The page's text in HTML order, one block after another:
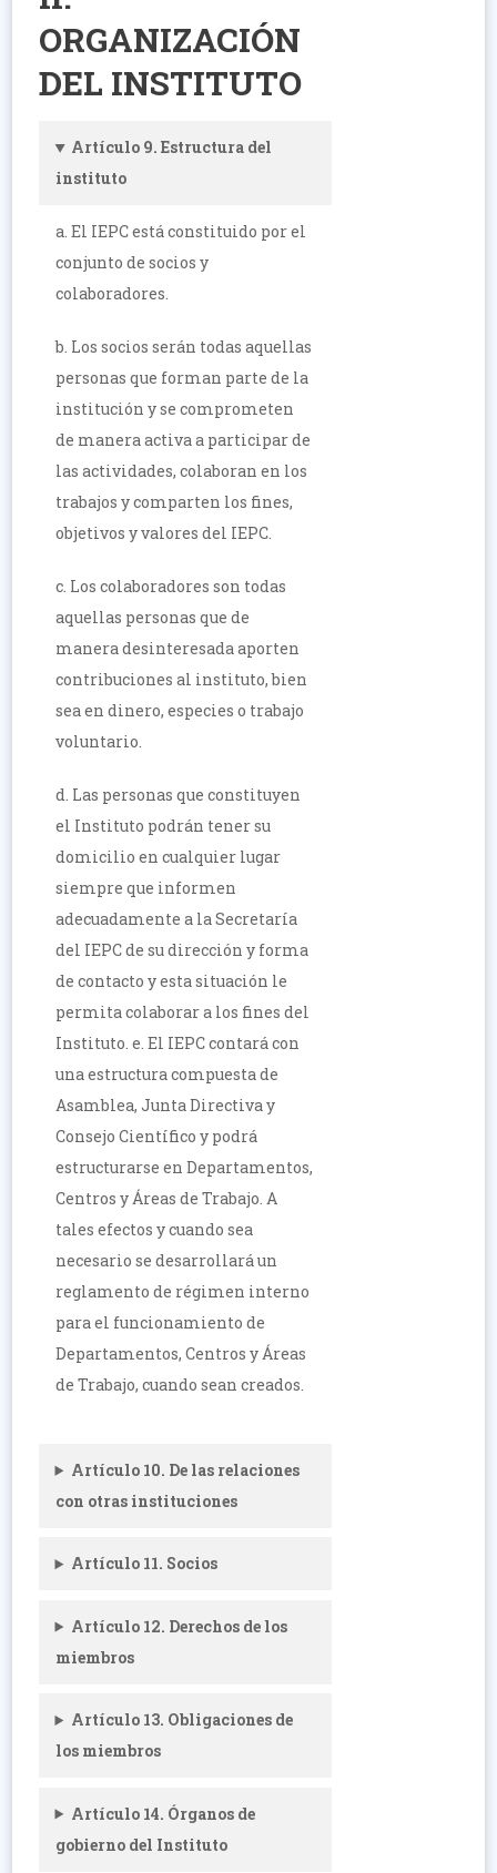
ORGANIZACIÓN
DEL INSTITUTO
Artículo 9. Estructura del
instituto
a. El IEPC está constituido por el
conjunto de socios y
colaboradores.
b. Los socios serán todas aquellas
personas que forman parte de la
institución y se comprometen
de manera activa a participar de
las actividades, colaboran en los
trabajos y comparten los fines,
objetivos y valores del IEPC.
c. Los colaboradores son todas
aquellas personas que de
manera desinteresada aporten
contribuciones al instituto, bien
sea en dinero, especies o trabajo
voluntario.
d. Las personas que constituyen
el Instituto podrán tener su
domicilio en cualquier lugar
siempre que informen
adecuadamente a la Secretaría
del IEPC de su dirección y forma
de contacto y esta situación le
permita colaborar a los fines del
Instituto. e. El IEPC contará con
una estructura compuesta de
Asamblea, Junta Directiva y
Consejo Científico y podrá
estructurarse en Departamentos,
Centros y Áreas de Trabajo. A
tales efectos y cuando sea
necesario se desarrollará un
reglamento de régimen interno
para el funcionamiento de
Departamentos, Centros y Áreas
de Trabajo, cuando sean creados.
Artículo 10. De las relaciones
con otras instituciones
Artículo 11. Socios
Artículo 12. Derechos de los
miembros
Artículo 13. Obligaciones de
los miembros
Artículo 14. Órganos de
gobierno del Instituto